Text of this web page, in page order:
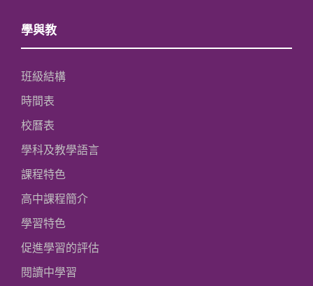
學與教
班級結構
時間表
校曆表
學科及教學語言
課程特色
高中課程簡介
學習特色
促進學習的評估
閱讀中學習